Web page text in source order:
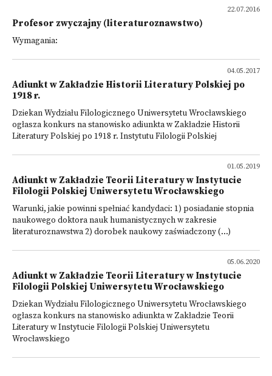
22.07.2016
Profesor zwyczajny (literaturoznawstwo)
Wymagania:
04.05.2017
Adiunkt w Zakładzie Historii Literatury Polskiej po
1918 r.
Dziekan Wydziału Filologicznego Uniwersytetu Wrocławskiego
ogłasza konkurs na stanowisko adiunkta w Zakładzie Historii
Literatury Polskiej po 1918 r. Instytutu Filologii Polskiej
01.05.2019
Adiunkt w Zakładzie Teorii Literatury w Instytucie
Filologii Polskiej Uniwersytetu Wrocławskiego
Warunki, jakie powinni spełniać kandydaci: 1) posiadanie stopnia
naukowego doktora nauk humanistycznych w zakresie
literaturoznawstwa 2) dorobek naukowy zaświadczony (...)
05.06.2020
Adiunkt w Zakładzie Teorii Literatury w Instytucie
Filologii Polskiej Uniwersytetu Wrocławskiego
Dziekan Wydziału Filologicznego Uniwersytetu Wrocławskiego
ogłasza konkurs na stanowisko adiunkta w Zakładzie Teorii
Literatury w Instytucie Filologii Polskiej Uniwersytetu
Wrocławskiego